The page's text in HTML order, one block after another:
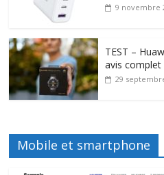
9 novembre
TEST –
avis complet
29
Mobile et smartphone